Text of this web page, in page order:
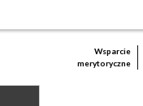
Wsparcie
merytoryczne